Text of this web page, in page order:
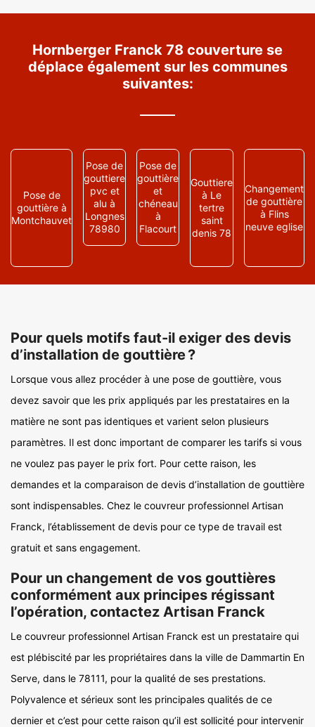
Hornberger Franck 78 couverture se
déplace également sur les communes
suivantes:
Pose de
gouttière à
Montchauvet
Pose de
gouttiere
pvc et
alu à
Longnes
78980
Pose de
gouttière
et
chéneau
à
Flacourt
Gouttiere
à Le
tertre
saint
denis 78
Changement
de gouttière
à Flins
neuve eglise
Pour quels motifs faut-il exiger des devis
d’installation de gouttière ?
Lorsque vous allez procéder à une pose de gouttière, vous
devez savoir que les prix appliqués par les prestataires en la
matière ne sont pas identiques et varient selon plusieurs
paramètres. Il est donc important de comparer les tarifs si vous
ne voulez pas payer le prix fort. Pour cette raison, les
demandes et la comparaison de devis d’installation de gouttière
sont indispensables. Chez le couvreur professionnel Artisan
Franck, l’établissement de devis pour ce type de travail est
gratuit et sans engagement.
Pour un changement de vos gouttières
conformément aux principes régissant
l’opération, contactez Artisan Franck
Le couvreur professionnel Artisan Franck est un prestataire qui
est plébiscité par les propriétaires dans la ville de Dammartin En
Serve, dans le 78111, pour la qualité de ses prestations.
Polyvalence et sérieux sont les principales qualités de ce
dernier et c’est pour cette raison qu’il est sollicité pour intervenir